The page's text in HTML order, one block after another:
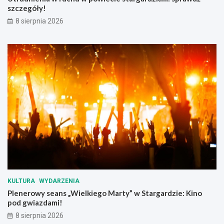
w
a
d
r
o
g
a
c
h
szczegóły!
8 sierpnia 2026
KULTURA WYDARZENIA
Plenerowy seans „Wielkiego Marty” w Stargardzie: Kino
pod gwiazdami!
8 sierpnia 2026